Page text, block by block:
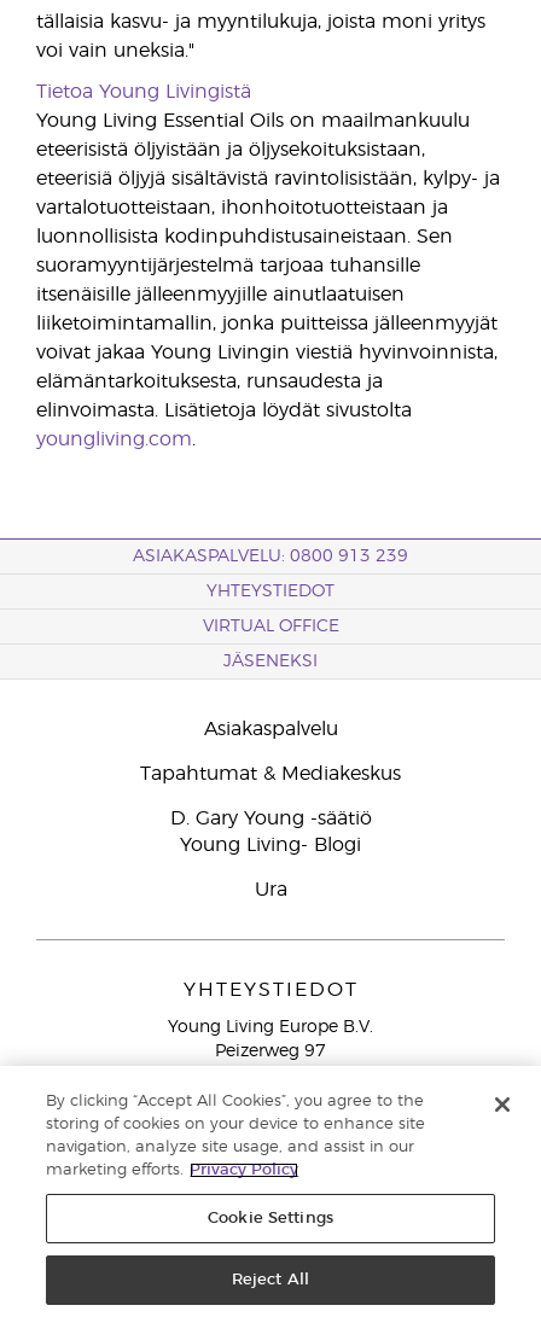
tällaisia kasvu- ja myyntilukuja, joista moni yritys
voi vain uneksia."
Tietoa Young Livingistä
Young Living Essential Oils on maailmankuulu
eteerisistä öljyistään ja öljysekoituksistaan,
eteerisiä öljyjä sisältävistä ravintolisistään, kylpy- ja
vartalotuotteistaan, ihonhoitotuotteistaan ja
luonnollisista kodinpuhdistusaineistaan. Sen
suoramyyntijärjestelmä tarjoaa tuhansille
itsenäisille jälleenmyyjille ainutlaatuisen
liiketoimintamallin, jonka puitteissa jälleenmyyjät
voivat jakaa Young Livingin viestiä hyvinvoinnista,
elämäntarkoituksesta, runsaudesta ja
elinvoimasta. Lisätietoja löydät sivustolta
youngliving.com
ASIAKASPALVELU: 0800 913 239
YHTEYSTIEDOT
VIRTUAL OFFICE
JÄSENEKSI
Asiakaspalvelu
Tapahtumat & Mediakeskus
D. Gary Young -säätiö
Young Living- Blogi
Ura
YHTEYSTIEDOT
Young Living Europe B.V.
Peizerweg 97
Netherlands
Ilmainen yhteydenotto lankanumeroista Suomesta
913 239
Email: asiakaspalvelu@youngliving.com
pidätetään. |Yksityisyydensuoja
By clicking “Accept All Cookies”, you agree to the
storing of cookies on your device to enhance site
navigation, analyze site usage, and assist in our
marketing efforts.
Privacy Policy
Cookie Settings
Reject All